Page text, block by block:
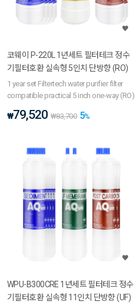
코웨이 P-220L 1년세트 필터테크 정수
기필터호환 실속형 5인치 단방향 (RO)
1 year set Filtertech water purifier filter
compatible practical 5 inch one-way (RO)
₩79,520 ₩83,700 5%
WPU-B300CRE 1년세트 필터테크 정수
기필터호환 실속형 11인치 단방향 (UF)